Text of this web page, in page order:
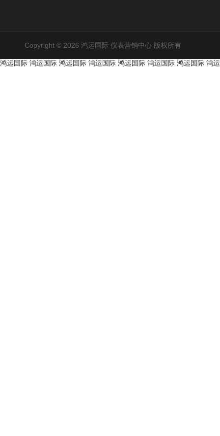
Copyright © 2026 鸿运国际 仪表营销中心 版权所有
鸿运国际 鸿运国际 鸿运国际 鸿运国际 鸿运国际 鸿运国际 鸿运国际 鸿